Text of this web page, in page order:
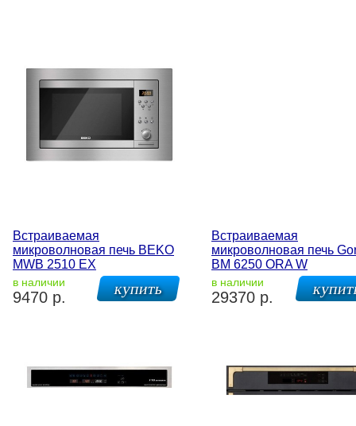
Встраиваемая
микроволновая печь BEKO
MWB 2510 EX
в наличии
9470 р.
Встраиваемая
микроволновая печь
BM 6250 ORA W
в наличии
29370 р.